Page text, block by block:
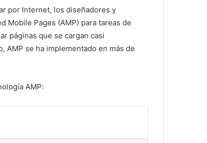
por Internet, los diseñadores y
Mobile Pages (AMP) para tareas de
páginas que se cargan casi
AMP se ha implementado en más de
AMP: